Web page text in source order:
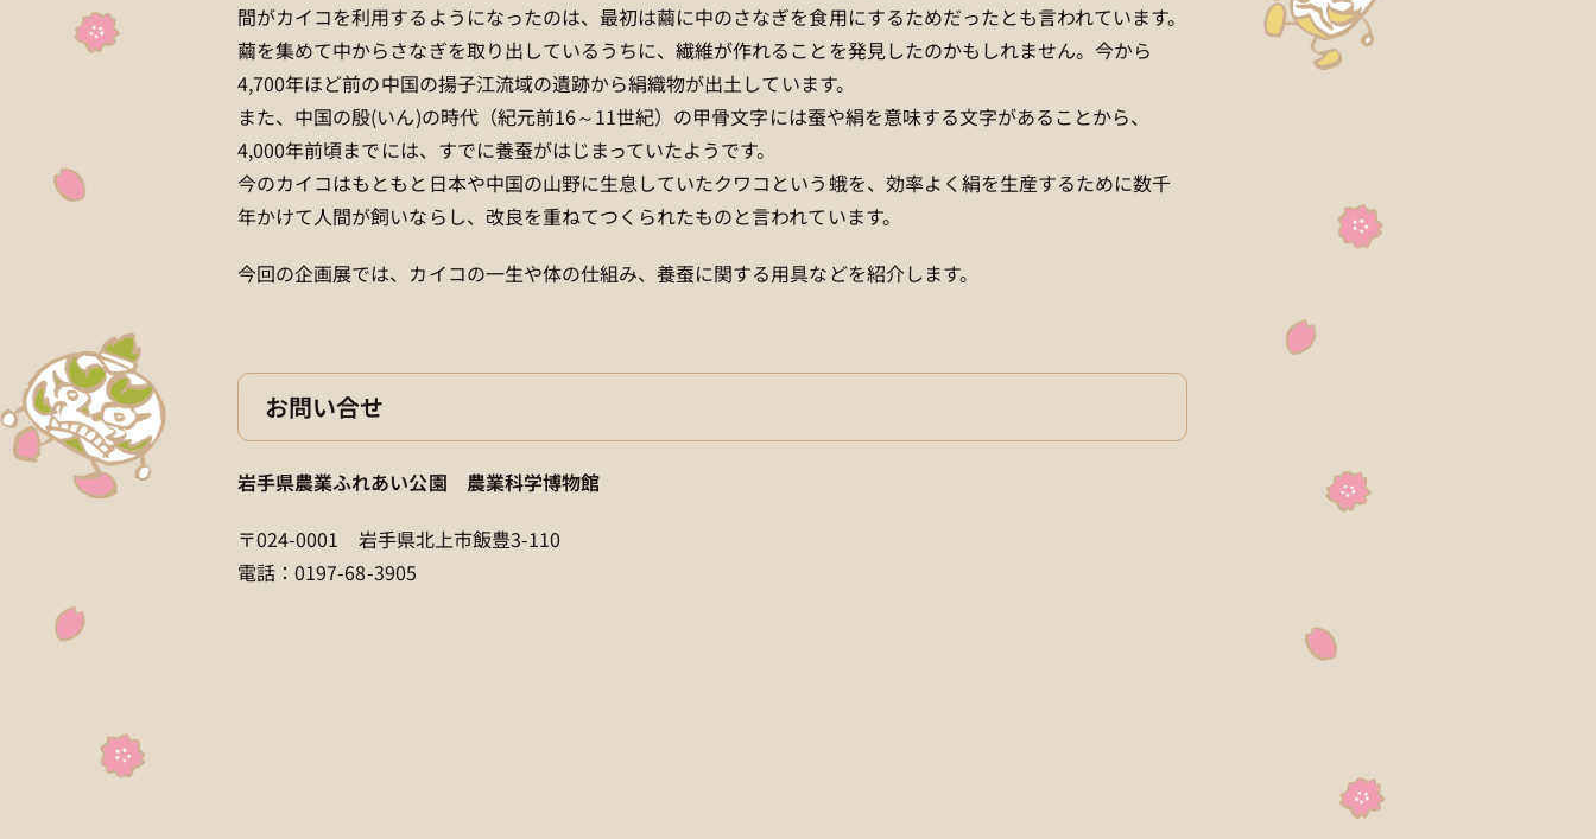
間がカイコを利用するようになったのは、最初は繭に中のさなぎを食用にするためだったとも言われています。
繭を集めて中からさなぎを取り出しているうちに、繊維が作れることを発見したのかもしれません。今から
4,700年ほど前の中国の揚子江流域の遺跡から絹織物が出土しています。
また、中国の殷(いん)の時代（紀元前16～11世紀）の甲骨文字には蚕や絹を意味する文字があることから、
4,000年前頃までには、すでに養蚕がはじまっていたようです。
今のカイコはもともと日本や中国の山野に生息していたクワコという蛾を、効率よく絹を生産するために数千
年かけて人間が飼いならし、改良を重ねてつくられたものと言われています。
今回の企画展では、カイコの一生や体の仕組み、養蚕に関する用具などを紹介します。
お問い合せ
岩手県農業ふれあい公園 農業科学博物館
〒024-0001 岩手県北上市飯豊3-110
電話：0197-68-3905